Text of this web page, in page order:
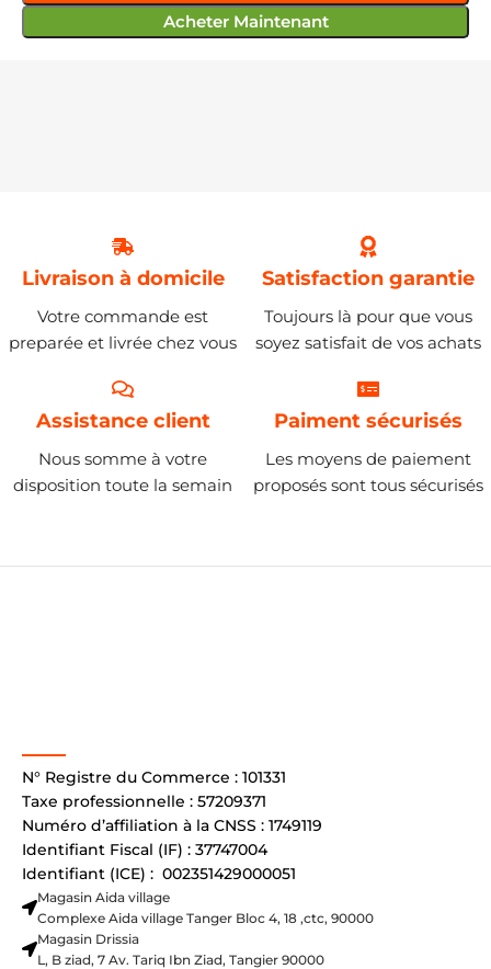
Acheter Maintenant
Livraison à domicile
Votre commande est
preparée et livrée chez vous
Satisfaction garantie
Toujours là pour que vous
soyez satisfait de vos achats
Assistance client
Nous somme à votre
disposition toute la semain
Paiment sécurisés
Les moyens de paiement
proposés sont tous sécurisés
N° Registre du Commerce : 101331
Taxe professionnelle : 57209371
Numéro d’affiliation à la CNSS : 1749119
Identifiant Fiscal (IF) : 37747004
Identifiant (ICE) : 002351429000051
Magasin Aida village
Complexe Aida village Tanger Bloc 4, 18 ,ctc, 90000
Magasin Drissia
L, B ziad, 7 Av. Tariq Ibn Ziad, Tangier 90000